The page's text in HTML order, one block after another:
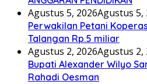
Agustus 5, 2026Agustus 5,
Perwakilan Petani
Talangan Rp.5 miliar
Agustus 2, 2026Agustus 2,
Bupati Alexander Wilyo
Rahadi Oesman